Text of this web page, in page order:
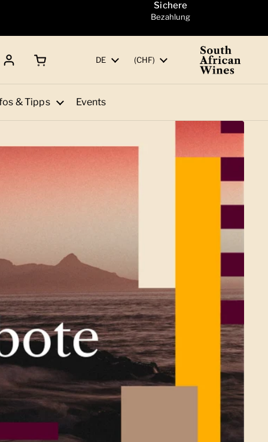
Sichere
Bezahlung
Sprache
DE Land/Region
(CHF)
& Tipps Events